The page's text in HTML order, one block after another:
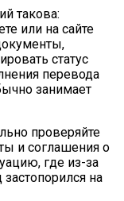
такова:
или на сайте
статус
перевода
занимает
проверяйте
и соглашения о
где из-за
на